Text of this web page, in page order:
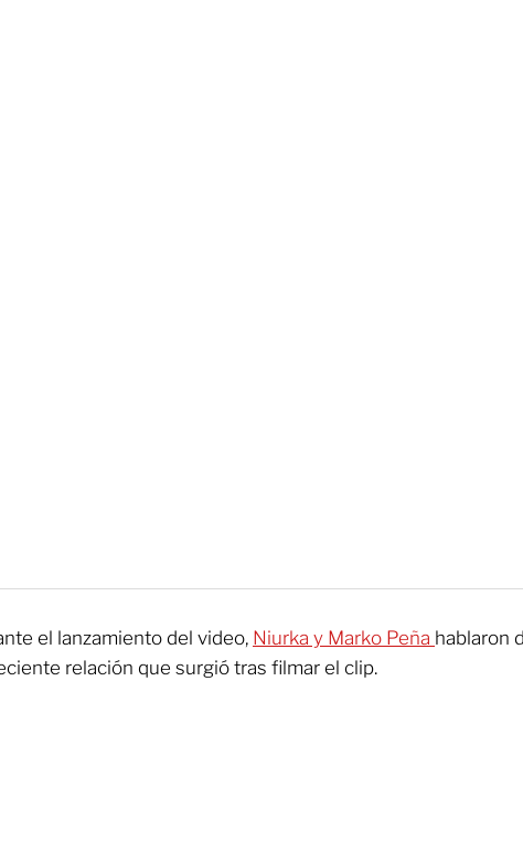
el lanzamiento del video, Niurka y Marko Peña hablaron
relación que surgió tras filmar el clip.